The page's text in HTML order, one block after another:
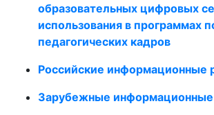
образовательных цифровых
использования в программах
педагогических кадров
Российские информационные
Зарубежные